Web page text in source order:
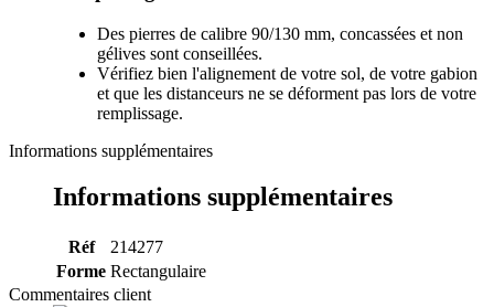
Des pierres de calibre 90/130 mm, concassées et non
gélives sont conseillées.
Vérifiez bien l'alignement de votre sol, de votre gabion
et que les distanceurs ne se déforment pas lors de votre
remplissage.
Informations supplémentaires
Informations supplémentaires
Réf
214277
Forme Rectangulaire
Commentaires client